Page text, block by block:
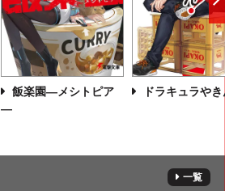
飯楽園―メシトピア
―
ドラキュラや
一覧